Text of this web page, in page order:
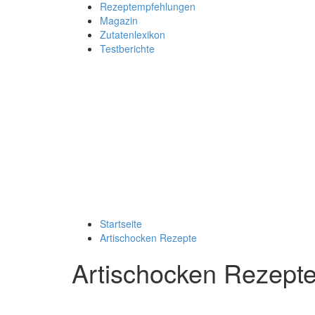
Rezeptempfehlungen
Magazin
Zutatenlexikon
Testberichte
Startseite
Artischocken Rezepte
Artischocken